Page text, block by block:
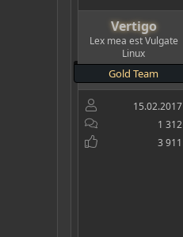
Vertigo
Lex mea est Vulgate
Linux
Gold Team
15.02.2017
1 312
3 911